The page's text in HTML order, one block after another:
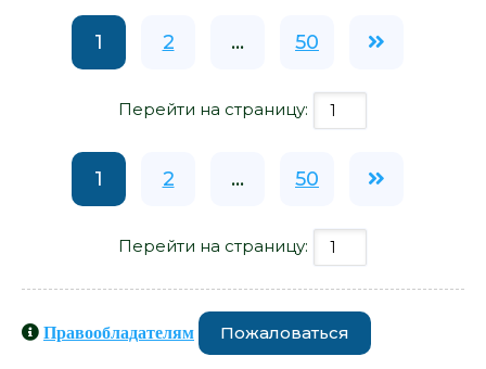
1 2 ... 50
Перейти на страницу:
1 2 ... 50
Перейти на страницу:
Правообладателям Пожаловаться